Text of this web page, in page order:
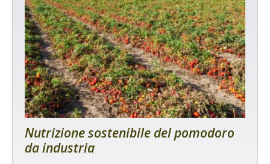
Nutrizione sostenibile del pomodoro
da industria